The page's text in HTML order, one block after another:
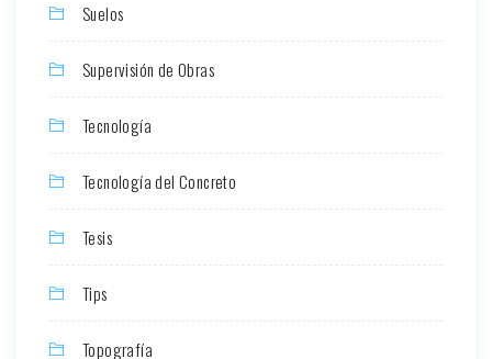
Suelos
Supervisión de Obras
Tecnología
Tecnología del Concreto
Tesis
Tips
Topografía